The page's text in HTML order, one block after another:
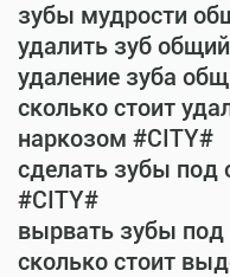
зубы мудрости
удалить зуб
удаление зуба
сколько стоит
наркозом #CITY#
сделать зубы
#CITY#
вырвать зубы
сколько стоит